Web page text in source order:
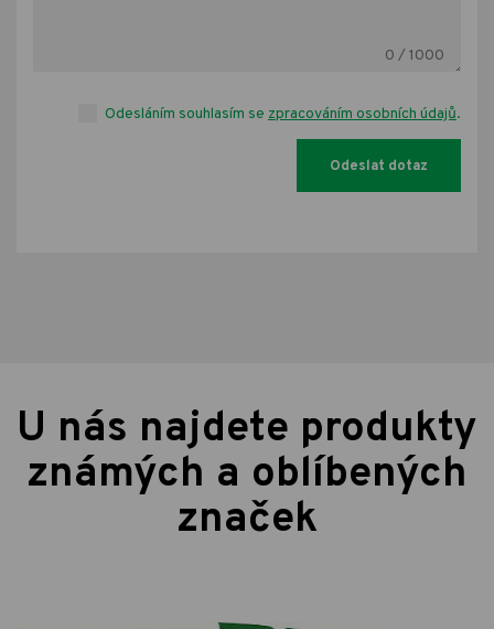
0 / 1000
Odesláním souhlasím se zpracováním osobních údajů.
U nás najdete produkty
známých a oblíbených
značek